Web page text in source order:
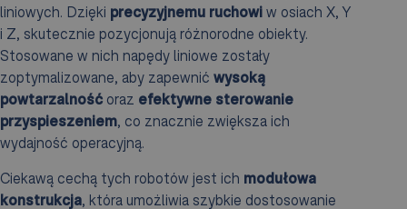
liniowych. Dzięki precyzyjnemu ruchowi w osiach X, Y
i Z, skutecznie pozycjonują różnorodne obiekty.
Stosowane w nich napędy liniowe zostały
zoptymalizowane, aby zapewnić wysoką
powtarzalność oraz efektywne sterowanie
przyspieszeniem, co znacznie zwiększa ich
wydajność operacyjną.
Ciekawą cechą tych robotów jest ich modułowa
konstrukcja , która umożliwia szybkie dostosowanie